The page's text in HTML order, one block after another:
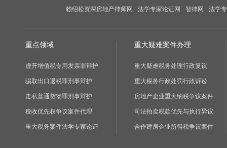
赖绍松资深房地产律师网 法学专家论证网 智律网 法学
重点领域
虚开增值税专用发票罪辩护
骗取出口退税罪刑事辩护
走私普通货物罪刑事辩护
税收优先权争议案件代理
重大税务案件法学专家论证
重大疑难案件办理
重大疑难税务处理行政复议
重大税务行政处罚行政诉讼
房地产企业重大纳税争议案件
司法拍卖税款优先与执行异议
合作建房企业所得税争议案件